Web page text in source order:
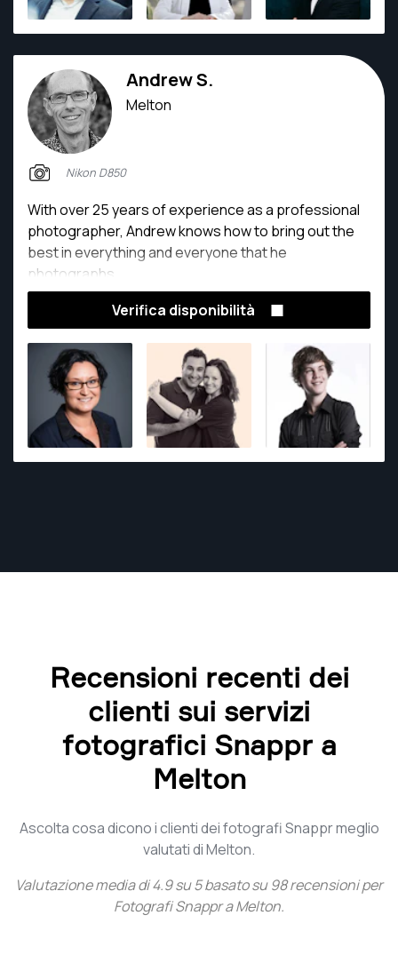
Andrew S.
Melton
Nikon D850
With over 25 years of experience as a professional
photographer, Andrew knows how to bring out the
best in everything and everyone that he
photographs.
Verifica disponibilità
Recensioni recenti dei
clienti sui servizi
fotografici Snappr a
Melton
Ascolta cosa dicono i clienti dei fotografi Snappr meglio
valutati di Melton.
Valutazione media di4.9su5basato su 98recensioni per
Fotografi Snappr a Melton.